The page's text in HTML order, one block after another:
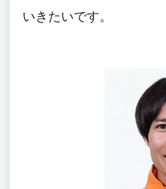
いきたいです。